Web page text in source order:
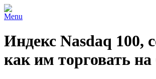
Menu
Индекс Nasdaq 100,
как им торговать